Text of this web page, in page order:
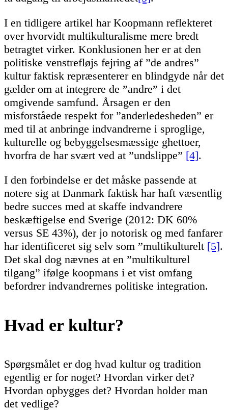
I en tidligere artikel har Koopmann reflekteret
over hvorvidt multikulturalisme mere bredt
betragtet virker. Konklusionen her er at den
politiske venstrefløjs fejring af ”de andres”
kultur faktisk repræsenterer en blindgyde når det
gælder om at integrere de ”andre” i det
omgivende samfund. Årsagen er den
misforståede respekt for ”anderledesheden” er
med til at anbringe indvandrerne i sproglige,
kulturelle og bebyggelsesmæssige ghettoer,
hvorfra de har svært ved at ”undslippe” [4].
I den forbindelse er det måske passende at
notere sig at Danmark faktisk har haft væsentlig
bedre succes med at skaffe indvandrere
beskæftigelse end Sverige (2012: DK 60%
versus SE 43%), der jo notorisk og med fanfarer
har identificeret sig selv som ”multikulturelt [5].
Det skal dog nævnes at en ”multikulturel
tilgang” ifølge koopmans i et vist omfang
befordrer indvandrernes politiske integration.
Hvad er kultur?
Spørgsmålet er dog hvad kultur og tradition
egentlig er for noget? Hvordan virker det?
Hvordan opbygges det? Hvordan holder man
det vedlige?